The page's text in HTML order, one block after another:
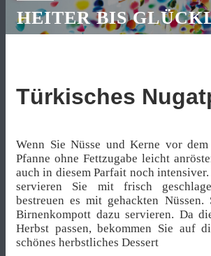
HEITER BIS
Türkisches
Wenn Sie Nüsse und Kerne vor
Pfanne ohne Fettzugabe leicht
auch in diesem Parfait noch
servieren Sie mit frisch
bestreuen es mit gehackten Nüssen.
Birnenkompott dazu servieren. Da
Herbst passen, bekommen Sie auf
schönes herbstliches Dessert